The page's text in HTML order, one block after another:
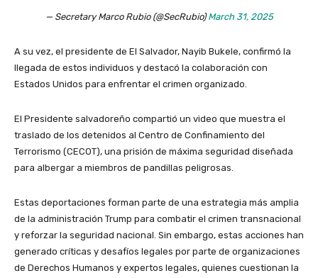
— Secretary Marco Rubio (@SecRubio)March 31, 2025
A su vez, el presidente de El Salvador, Nayib Bukele, confirmó la
llegada de estos individuos y destacó la colaboración con
Estados Unidos para enfrentar el crimen organizado.
El Presidente salvadoreño compartió un video que muestra el
traslado de los detenidos al Centro de Confinamiento del
Terrorismo (CECOT), una prisión de máxima seguridad diseñada
para albergar a miembros de pandillas peligrosas. ​
Estas deportaciones forman parte de una estrategia más amplia
de la administración Trump para combatir el crimen transnacional
y reforzar la seguridad nacional. Sin embargo, estas acciones han
generado críticas y desafíos legales por parte de organizaciones
de Derechos Humanos y expertos legales, quienes cuestionan la